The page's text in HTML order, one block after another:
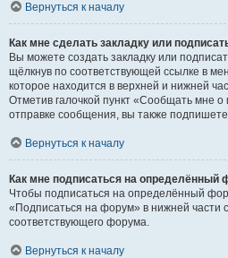
Вернуться к началу
Как мне сделать закладку или
Вы можете создать закладку или
щёлкнув по соответствующей ссылке в
которое находится в верхней и нижней
Отметив галочкой пункт «Сообщать мне о
отправке сообщения, вы также
Вернуться к началу
Как мне подписаться на определённый
Чтобы подписаться на определённый
«Подписаться на форум» в нижней части
соответствующего форума.
Вернуться к началу